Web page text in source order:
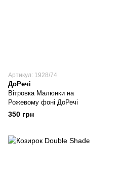
Артикул: 1928/74
ДоРечі
Вітровка Малюнки на
Рожевому фоні ДоРечі
350 грн